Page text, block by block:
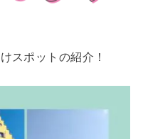
スポットの紹介！